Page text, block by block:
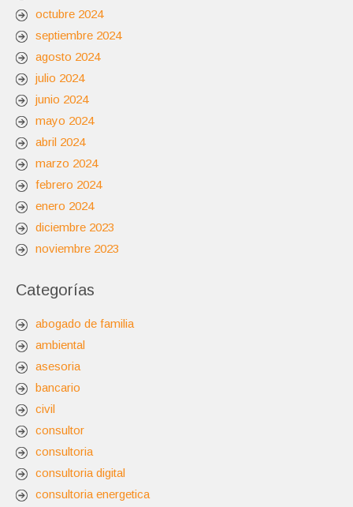
octubre 2024
septiembre 2024
agosto 2024
julio 2024
junio 2024
mayo 2024
abril 2024
marzo 2024
febrero 2024
enero 2024
diciembre 2023
noviembre 2023
Categorías
abogado de familia
ambiental
asesoria
bancario
civil
consultor
consultoria
consultoria digital
consultoria energetica